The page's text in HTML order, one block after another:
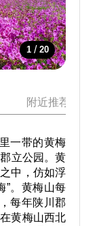
1 / 20
附近推荐景点
一带的黄梅
立公园。黄
中，仿如浮
”。黄梅山每
每年陕川郡
黄梅山西北